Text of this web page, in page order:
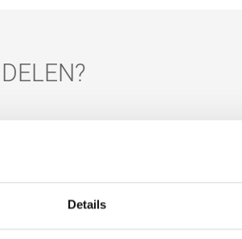
Details